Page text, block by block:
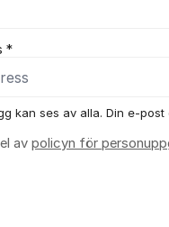
*
kan ses av alla. Din e-
av policyn för